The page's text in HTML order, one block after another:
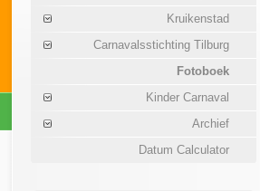
Kruikenstad
Carnavalsstichting Tilburg
Fotoboek
Kinder Carnaval
Archief
Datum Calculator